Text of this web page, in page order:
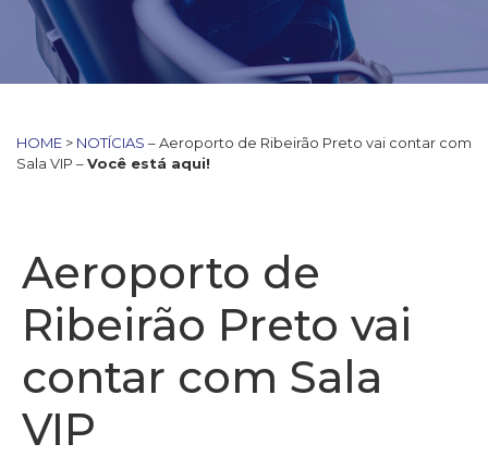
HOME > NOTÍCIAS – Aeroporto de Ribeirão Preto vai contar com
Sala VIP –Você está aqui!
Aeroporto de
Ribeirão Preto vai
contar com Sala
VIP